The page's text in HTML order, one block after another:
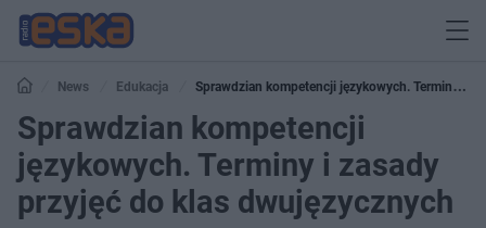
News Edukacja
Sprawdzian kompetencji językowych. Terminy i
zasady przyjęć do klas dwujęzycznych
Sprawdzian kompetencji
językowych. Terminy i zasady
przyjęć do klas dwujęzycznych